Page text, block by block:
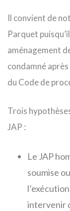
Il convient de
Parquet
aménagement
condamné
du Code de
Trois
JAP :
Le JAP
soumise
intervenir